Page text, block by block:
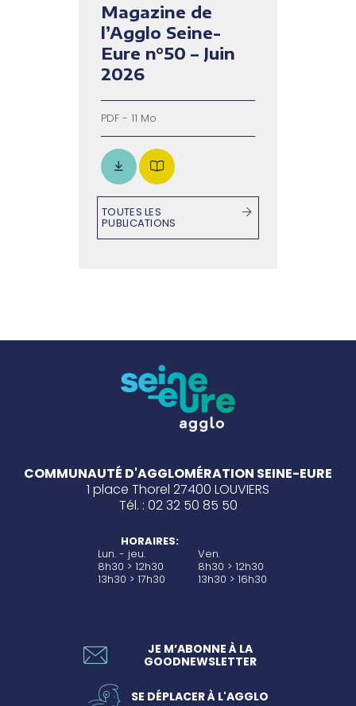
Magazine de
l’Agglo Seine-
Eure n°50 – Juin
2026
PDF - 11 Mo
TOUTES LES
PUBLICATIONS
COMMUNAUTÉ D'AGGLOMÉRATION SEINE-EURE
1 place Thorel 27400 LOUVIERS
Tél. : 02 32 50 85 50
HORAIRES:
Lun. - jeu.
8h30 > 12h30
13h30 > 17h30
Ven.
8h30 > 12h30
13h30 > 16h30
JE M’ABONNE À LA
GOODNEWSLETTER
SE DÉPLACER À L'AGGLO